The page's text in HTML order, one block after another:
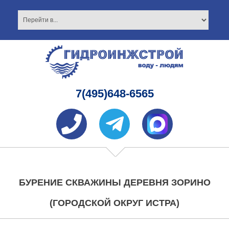
7(495)648-6565
БУРЕНИЕ СКВАЖИНЫ ДЕРЕВНЯ ЗОРИНО
(ГОРОДСКОЙ ОКРУГ ИСТРА)